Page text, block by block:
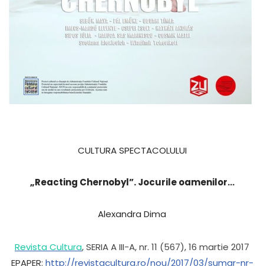
CULTURA SPECTACOLULUI
„Reacting Chernobyl”. Jocurile oamenilor…
Alexandra Dima
Revista Cultura, SERIA A III-A, nr. 11 (567), 16 martie 2017
EPAPER: http://revistacultura.ro/nou/2017/03/sumar-nr-